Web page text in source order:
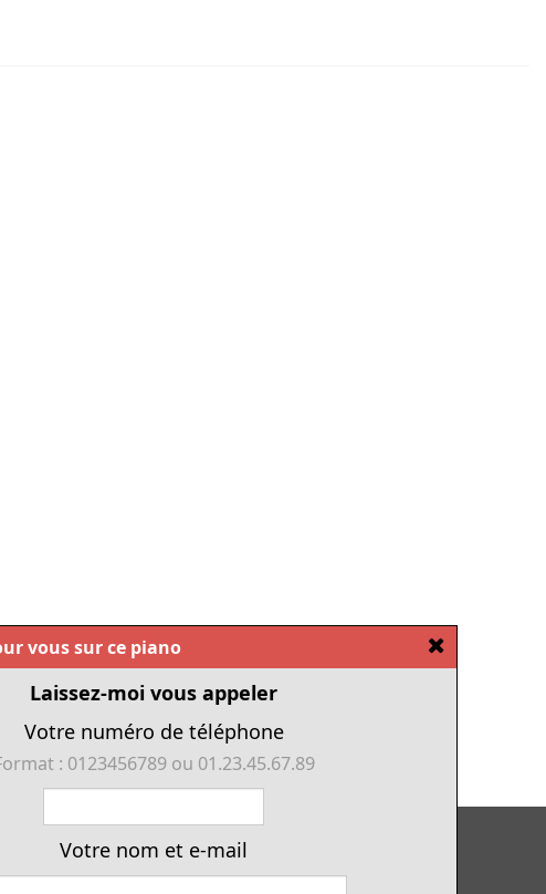
vous sur ce piano
Laissez-moi vous appeler
Votre numéro de téléphone
: 0123456789 ou 01.23.45.67.89
Votre nom et e-mail
Tous nos pianos d'occasion